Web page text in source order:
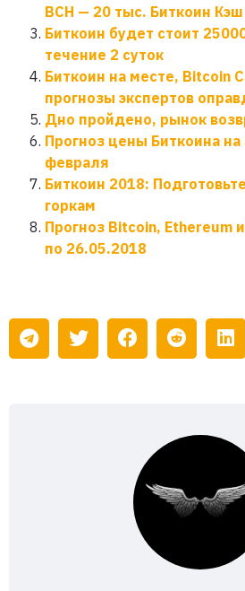
BCH — 20 тыс. Биткоин
Биткоин будет стоит
течение 2 суток
Биткоин на месте, Bitcoin
прогнозы экспертов
Дно пройдено, рынок
Прогноз цены Биткоина
февраля
Биткоин 2018:
горкам
Прогноз Bitcoin, Ethereum
по 26.05.2018